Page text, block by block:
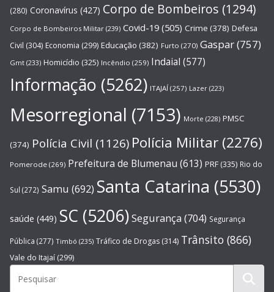
(280) Coronavírus (427) Corpo de Bombeiros (1294)
Corpo de Bombeiros Militar (239) Covid-19 (505) Crime (378) Defesa
Civil (304) Economia (299) Educação (382) Furto (270) Gaspar(757)
Gmt (233) Homicídio (325) Incêndio (259) Indaial (577)
Informação (5262) ITAJAÍ (257) Lazer (223)
Mesorregional (7153) Morte (228) PMSC
(374) Polícia Civil (1126) Polícia Militar (2276)
Pomerode (269) Prefeitura de Blumenau (613) PRF (335) Rio do
Sul (272) Samu (692) Santa Catarina (5530)
saúde (449) SC (5206)Segurança (704) Segurança
Pública (277) Timbó (235) Tráfico de Drogas (314) Trânsito (866)
Vale do Itajaí (299)